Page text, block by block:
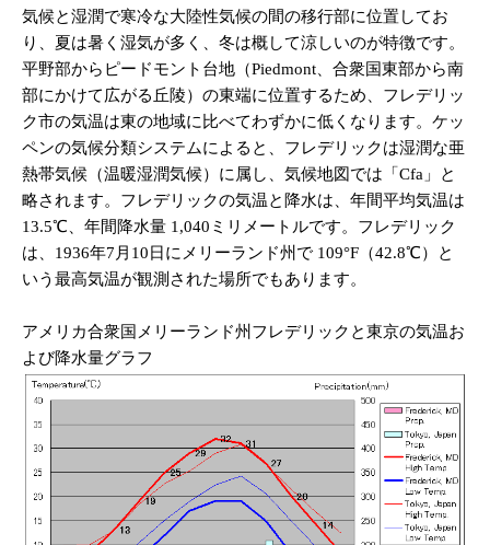
気候と湿潤で寒冷な大陸性気候の間の移行部に位置してお
り、夏は暑く湿気が多く、冬は概して涼しいのが特徴です。
平野部からピードモント台地（Piedmont、合衆国東部から南
部にかけて広がる丘陵）の東端に位置するため、フレデリッ
ク市の気温は東の地域に比べてわずかに低くなります。ケッ
ペンの気候分類システムによると、フレデリックは湿潤な亜
熱帯気候（温暖湿潤気候）に属し、気候地図では「Cfa」と
略されます。フレデリックの気温と降水は、年間平均気温は
13.5℃、年間降水量 1,040ミリメートルです。フレデリック
は、1936年7月10日にメリーランド州で 109°F（42.8℃）と
いう最高気温が観測された場所でもあります。
アメリカ合衆国メリーランド州フレデリックと東京の気温お
よび降水量グラフ